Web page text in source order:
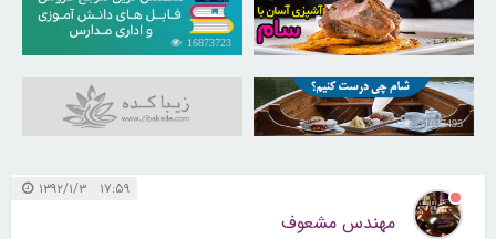
30252338
16873723
31037495
۱۷:۵۹ ۱۳۹۲/۱/۳
مهندس مشعوف